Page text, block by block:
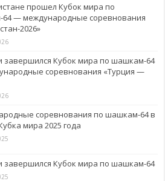
прошел Кубок мира по
— международные соревнования
2026»
завершился Кубок мира по шашкам-64
соревнования «Турция —
соревнования по шашкам-64 в
мира 2025 года
завершился Кубок мира по шашкам-64